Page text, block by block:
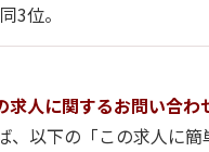
3位。
求人に関するお問い合わ
、以下の「この求人に